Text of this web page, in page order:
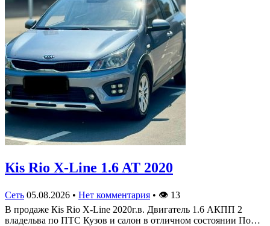
Кis Rio X-Line 1.6 AT 2020
Сеть 05.08.2026 • Нет комментария • 👁 13
В продаже Кis Rio X-Line 2020г.в. Двигатель 1.6 АКПП 2
владельва по ПТС Кузов и салон в отличном состоянии По…